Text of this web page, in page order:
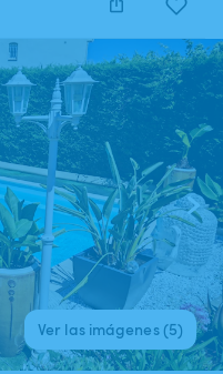
Ver las imágenes (5)